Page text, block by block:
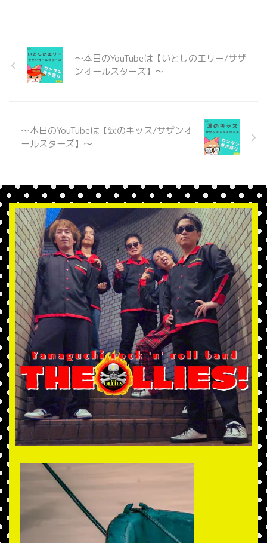
〜本日のYouTubeは【いとしのエリー/サザ
ンオールスターズ】〜
〜本日のYouTubeは【涙のキッス/サザンオ
ールスターズ】〜